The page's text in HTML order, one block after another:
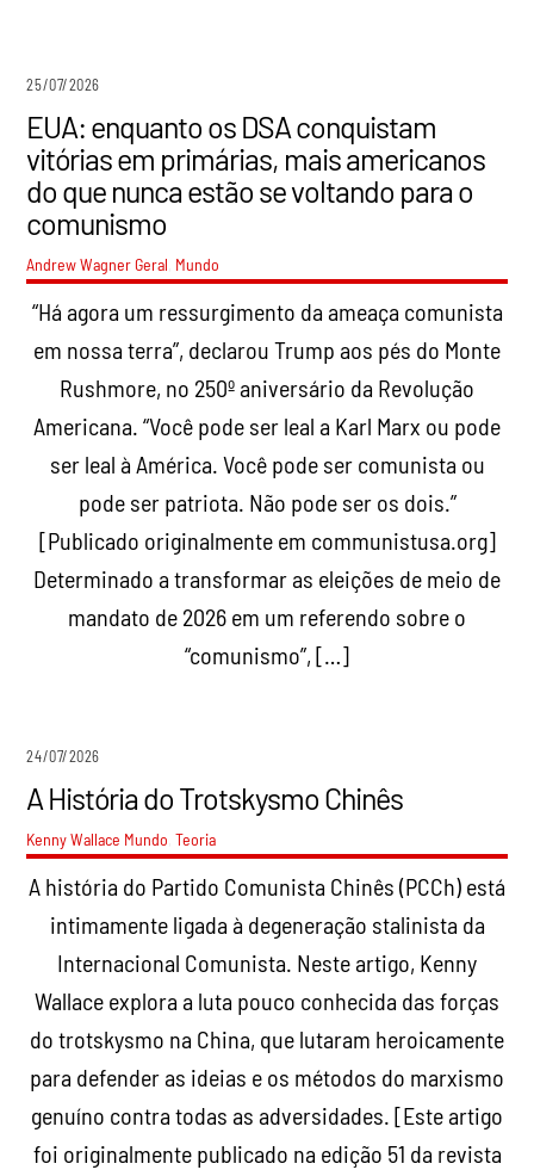
25/07/2026
EUA: enquanto os DSA conquistam
vitórias em primárias, mais americanos
do que nunca estão se voltando para o
comunismo
Andrew Wagner Geral Mundo
“Há agora um ressurgimento da ameaça comunista
em nossa terra”, declarou Trump aos pés do Monte
Rushmore, no 250º aniversário da Revolução
Americana. “Você pode ser leal a Karl Marx ou pode
ser leal à América. Você pode ser comunista ou
pode ser patriota. Não pode ser os dois.”
[Publicado originalmente em communistusa.org]
Determinado a transformar as eleições de meio de
mandato de 2026 em um referendo sobre o
“comunismo”, […]
24/07/2026
A História do Trotskysmo Chinês
Kenny Wallace Mundo ,Teoria
A história do Partido Comunista Chinês (PCCh) está
intimamente ligada à degeneração stalinista da
Internacional Comunista. Neste artigo, Kenny
Wallace explora a luta pouco conhecida das forças
do trotskysmo na China, que lutaram heroicamente
para defender as ideias e os métodos do marxismo
genuíno contra todas as adversidades. [Este artigo
foi originalmente publicado na edição 51 da revista